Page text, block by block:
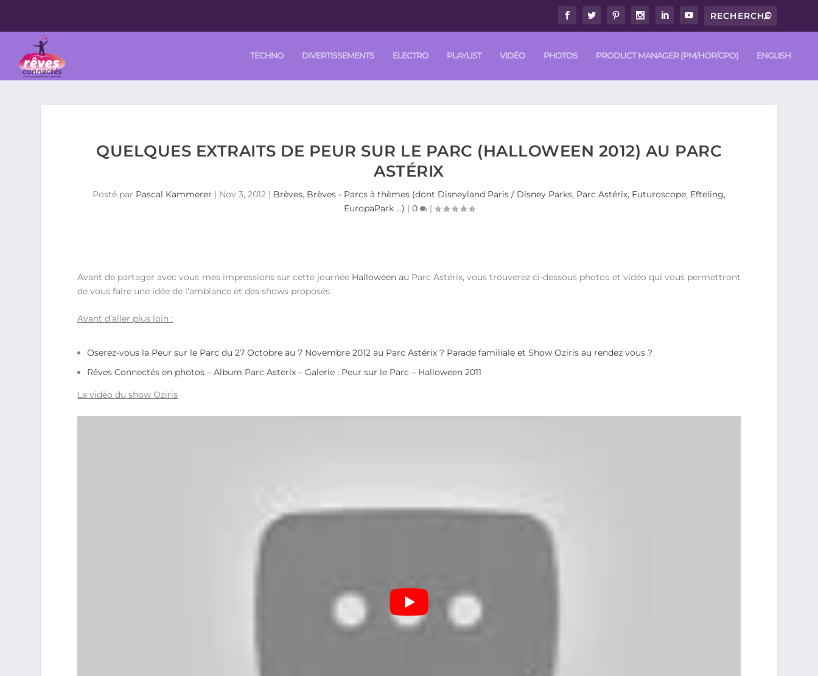
TECHNO DIVERTISSEMENTS ELECTRO PLAYLIST VIDÉO PHOTOS PRODUCT MANAGER (PM/HOP/CPO) ENGLISH
QUELQUES EXTRAITS DE PEUR SUR LE PARC (HALLOWEEN 2012) AU PARC
ASTÉRIX
Posté par Pascal Kammerer | Nov 3, 2012 | Brèves, Brèves - Parcs à thèmes (dont Disneyland Paris / Disney Parks, Parc Astérix, Futuroscope, Efteling,
EuropaPark …) | 0 |
Avant de partager avec vous mes impressions sur cette journée Halloween au Parc Astérix, vous trouverez ci-dessous photos et vidéo qui vous permettront
de vous faire une idée de l’ambiance et des shows proposés.
Avant d’aller plus loin :
Oserez-vous la Peur sur le Parc du 27 Octobre au 7 Novembre 2012 au Parc Astérix ? Parade familiale et Show Oziris au rendez vous ?
Rêves Connectés en photos – Album Parc Asterix – Galerie : Peur sur le Parc – Halloween 2011
La vidéo du show Oziris